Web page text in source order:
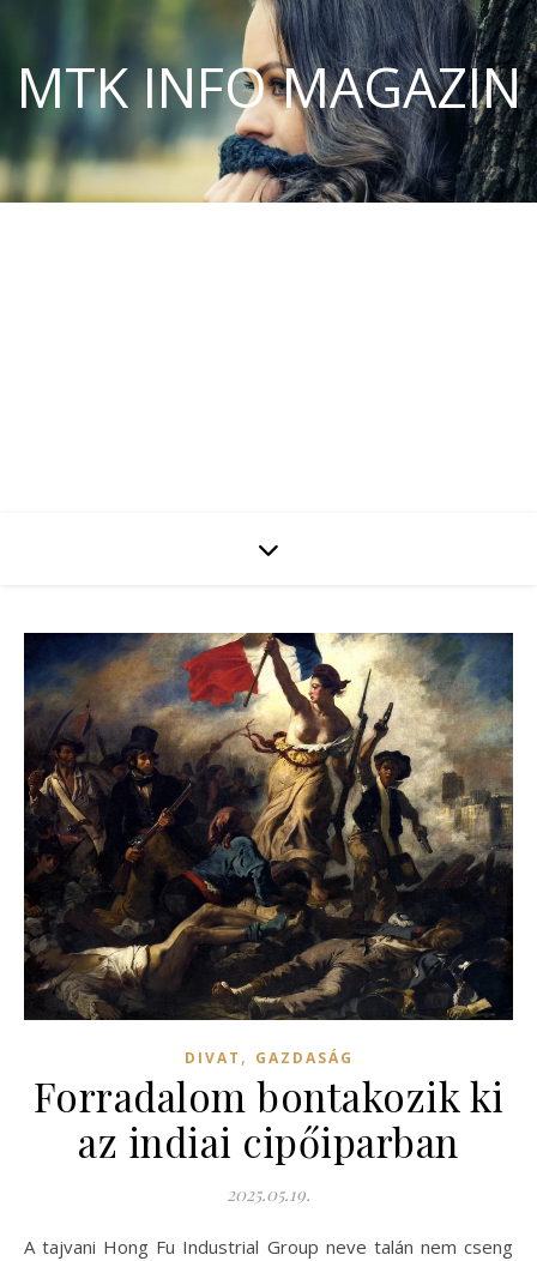
MTK INFO MAGAZIN
DIVAT , GAZDASÁG
Forradalom bontakozik ki
az indiai cipőiparban
2025.05.19.
A tajvani Hong Fu Industrial Group neve talán nem cseng